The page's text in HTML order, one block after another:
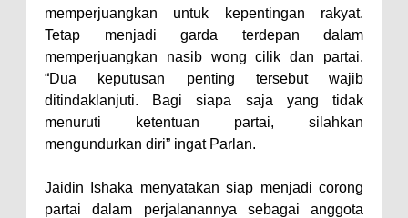
Wakil Wali Kota Bima
Konsultasikan Usulan Inpres
Jalan Daerah 2026 dan
Persiapan DAK 2027 ke BPJN
NTB
Wali Kota Tekankan Disiplin ASN
Wali Kota Bima Hadiri Rakornas
memperjuangkan untuk kepentingan rakyat.
Tetap menjadi garda terdepan dalam
memperjuangkan nasib wong cilik dan partai.
“Dua keputusan penting tersebut wajib
ditindaklanjuti. Bagi siapa saja yang tidak
menuruti ketentuan partai, silahkan
mengundurkan diri” ingat Parlan.
Jaidin Ishaka menyatakan siap menjadi corong
partai dalam perjalanannya sebagai anggota